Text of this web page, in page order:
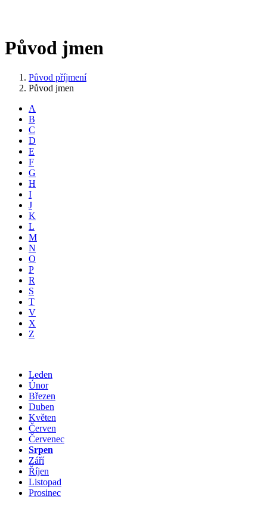
Původ jmen
Původ příjmení
Původ jmen
A
B
C
D
E
F
G
H
I
J
K
L
M
N
O
P
R
S
T
V
X
Z
Leden
Únor
Březen
Duben
Květen
Červen
Červenec
Srpen
Září
Říjen
Listopad
Prosinec